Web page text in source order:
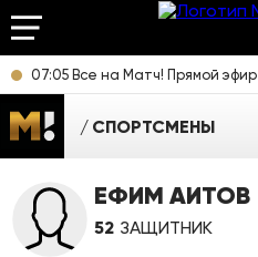
07:05 Все на Матч! Прямой эфир
СПОРТСМЕНЫ
ЕФИМ АИТОВ
52 ЗАЩИТНИК